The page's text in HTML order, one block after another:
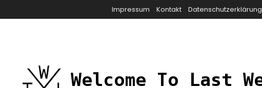
Impressum Kontakt Datenschutzerklärung